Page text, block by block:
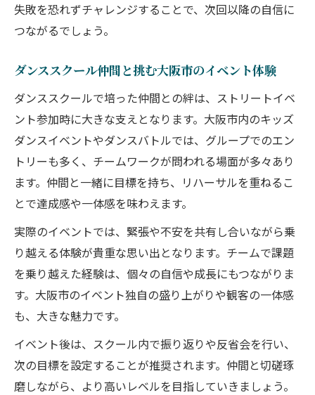
失敗を恐れずチャレンジすることで、次回以降の自信に
つながるでしょう。
ダンススクール仲間と挑む大阪市のイベント体験
ダンススクールで培った仲間との絆は、ストリートイベ
ント参加時に大きな支えとなります。大阪市内のキッズ
ダンスイベントやダンスバトルでは、グループでのエン
トリーも多く、チームワークが問われる場面が多々あり
ます。仲間と一緒に目標を持ち、リハーサルを重ねるこ
とで達成感や一体感を味わえます。
実際のイベントでは、緊張や不安を共有し合いながら乗
り越える体験が貴重な思い出となります。チームで課題
を乗り越えた経験は、個々の自信や成長にもつながりま
す。大阪市のイベント独自の盛り上がりや観客の一体感
も、大きな魅力です。
イベント後は、スクール内で振り返りや反省会を行い、
次の目標を設定することが推奨されます。仲間と切磋琢
磨しながら、より高いレベルを目指していきましょう。